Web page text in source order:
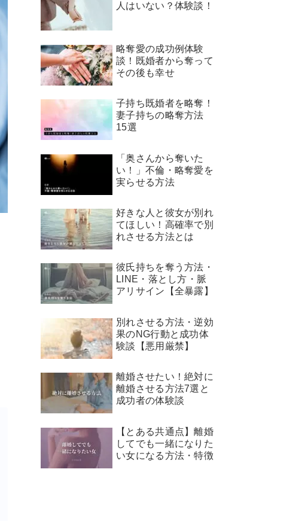
人はいない？体験談！
略奪愛の成功例体験
談！既婚者から奪って
その後も幸せ
子持ち既婚者を略奪！
妻子持ちの略奪方法
15選
「奥さんから奪いた
い！」不倫・略奪愛を
実らせる方法
好きな人と彼女が別れ
てほしい！高確率で別
れさせる方法とは
彼氏持ちを奪う方法・
LINE・落とし方・脈
アリサイン【全暴露】
別れさせる方法・逆効
果のNG行動と成功体
験談【悪用厳禁】
離婚させたい！絶対に
離婚させる方法7選と
成功者の体験談
【とある共通点】離婚
してでも一緒になりた
い女になる方法・特徴